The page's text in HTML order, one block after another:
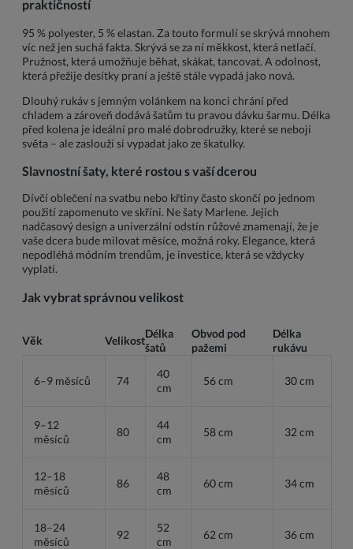
praktičností
95 % polyester, 5 % elastan. Za touto formulí se skrývá mnohem
víc než jen suchá fakta. Skrývá se za ní měkkost, která netlačí.
Pružnost, která umožňuje běhat, skákat, tancovat. A odolnost,
která přežije desítky praní a ještě stále vypadá jako nová.
Dlouhý rukáv s jemným volánkem na konci chrání před
chladem a zároveň dodává šatům tu pravou dávku šarmu. Délka
před kolena je ideální pro malé dobrodružky, které se nebojí
světa – ale zaslouží si vypadat jako ze škatulky.
Slavnostní šaty, které rostou s vaší dcerou
Dívčí oblečení na svatbu nebo křtiny často skončí po jednom
použití zapomenuto ve skříni. Ne šaty Marlene. Jejich
nadčasový design a univerzální odstín růžové znamenají, že je
vaše dcera bude milovat měsíce, možná roky. Elegance, která
nepodléhá módním trendům, je investice, která se vždycky
vyplatí.
Jak vybrat správnou velikost
Věk Velikost
Délka
šatů
Obvod pod
pažemi
Délka
rukávu
6–9 měsíců 74
40
cm
56 cm 30 cm
9–12
měsíců
80
44
cm
58 cm 32 cm
12–18
měsíců
86
48
cm
60 cm 34 cm
18–24
měsíců
92
52
cm
62 cm 36 cm